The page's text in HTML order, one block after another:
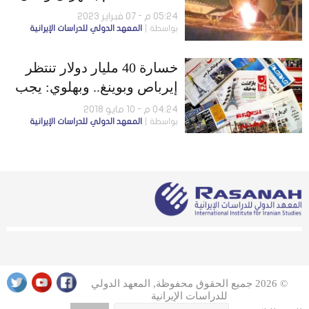
أخرى.. والحرس الثوري يخترق
مجال العملات الرقمية ويعتقل
05:24 م - 07 فبراير 2023
بواسطة المعهد الدولي للدراسات الإيرانية
خسارة 40 مليار دولار تنتظر
إيرباص وبوينغ.. وبهلوي: يجب
تغيير النظام الإيراني
04:24 م - 10 مايو 2018
بواسطة المعهد الدولي للدراسات الإيرانية
© 2026 جميع الحقوق محفوظة, المعهد الدولي
للدراسات الإيرانية